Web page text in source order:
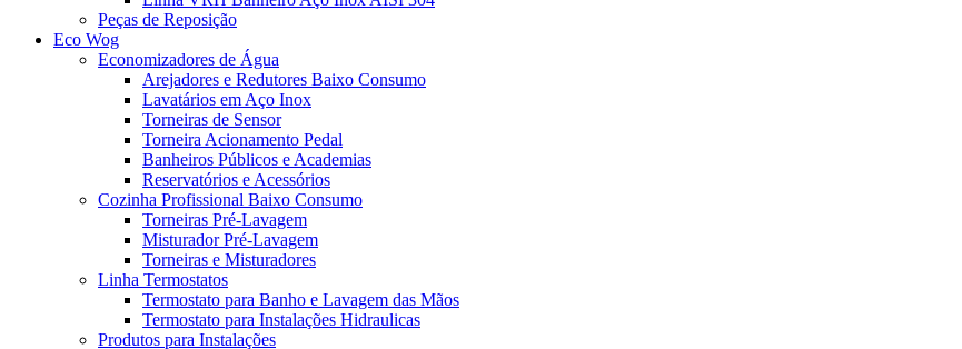
Peças de Reposição
Eco Wog
Economizadores de Água
Arejadores e Redutores Baixo Consumo
Lavatários em Aço Inox
Torneiras de Sensor
Torneira Acionamento Pedal
Banheiros Públicos e Academias
Reservatórios e Acessórios
Cozinha Profissional Baixo Consumo
Torneiras Pré-Lavagem
Misturador Pré-Lavagem
Torneiras e Misturadores
Linha Termostatos
Termostato para Banho e Lavagem das Mãos
Termostato para Instalações Hidraulicas
Produtos para Instalações